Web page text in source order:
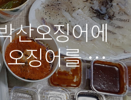
산오징어에
징어를 배